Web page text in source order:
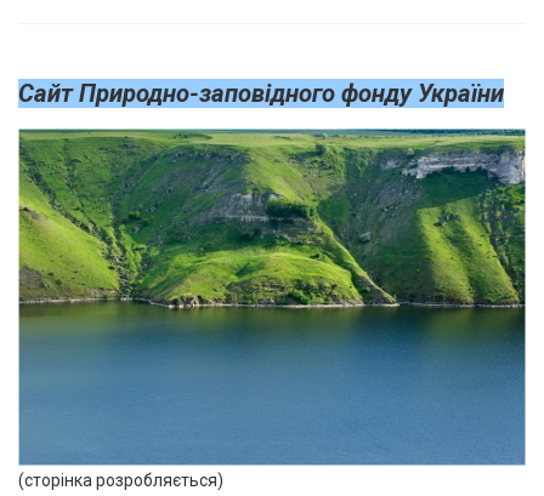
Сайт Природно-заповідного фонду України
(сторінка розробляється)